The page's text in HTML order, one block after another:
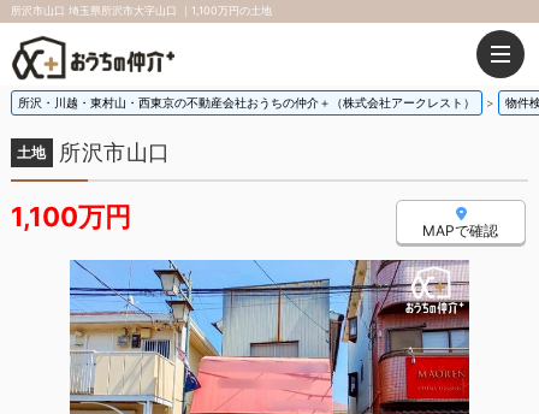
所沢市山口 埼玉県所沢市大字山口 ｜1,100万円の土地
所沢・川越・東村山・西東京の不動産会社おうちの仲介＋（株式会社アークレスト） 物件
土地 所沢市山口
1,100万円 MAPで確認